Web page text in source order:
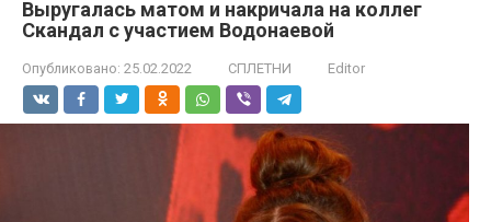
Выругалась матом и накричала на коллег
Скандал с участием Водонаевой
Опубликовано: 25.02.2022 СПЛЕТНИ Editor